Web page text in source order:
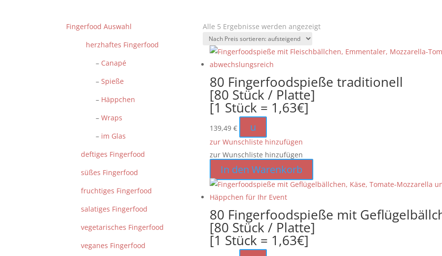
Fingerfood Auswahl
herzhaftes Fingerfood
– Canapé
–Spieße
– Häppchen
–Wraps
– im Glas
deftiges Fingerfood
süßes Fingerfood
fruchtiges Fingerfood
salatiges Fingerfood
vegetarisches Fingerfood
veganes Fingerfood
Alle 5 Ergebnisse werden angezeigtNach
sortiert:
80 Fingerfoodspieße traditionell
[80 Stück / Platte]
[1 Stück = 1,63€]
139,49€ u
zur Wunschliste hinzufügen
zur Wunschliste hinzufügen
In den Warenkorb
80 Fingerfoodspieße mit
[80 Stück / Platte]
[1 Stück = 1,63€]